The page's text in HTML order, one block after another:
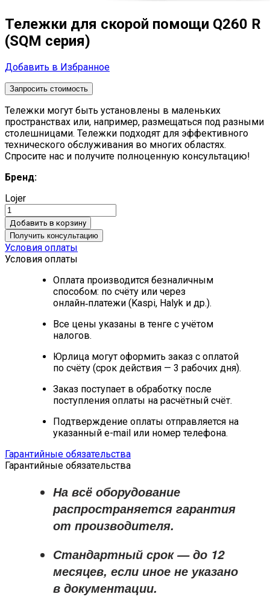
Тележки для скорой помощи Q260 R
(SQM серия)
Добавить в Избранное
Запросить стоимость
Тележки могут быть установлены в маленьких
пространствах или, например, размещаться под разными
столешницами. Тележки подходят для эффективного
технического обслуживания во многих областях.
Спросите нас и получите полноценную консультацию!
Бренд:
Lojer
Добавить в корзину
Получить консультацию
Условия оплаты
Условия оплаты
Оплата производится безналичным
способом: по счёту или через
онлайн‑платежи (Kaspi, Halyk и др.).
Все цены указаны в тенге с учётом
налогов.
Юрлица могут оформить заказ с оплатой
по счёту (срок действия — 3 рабочих дня).
Заказ поступает в обработку после
поступления оплаты на расчётный счёт.
Подтверждение оплаты отправляется на
указанный e-mail или номер телефона.
Гарантийные обязательства
Гарантийные обязательства
На всё оборудование
распространяется гарантия
от производителя.
Стандартный срок — до 12
месяцев, если иное не указано
в документации.